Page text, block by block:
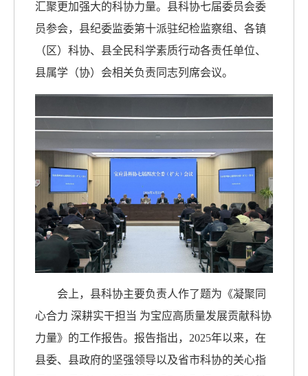
汇聚更加强大的科协力量。县科协七届委员会委
员参会，县纪委监委第十派驻纪检监察组、各镇
（区）科协、县全民科学素质行动各责任单位、
县属学（协）会相关负责同志列席会议。
会上，县科协主要负责人作了题为《凝聚同
心合力 深耕实干担当 为宝应高质量发展贡献科协
力量》的工作报告。报告指出，2025年以来，在
县委、县政府的坚强领导以及省市科协的关心指